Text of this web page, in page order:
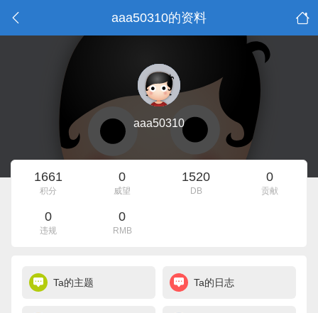
aaa50310的资料
aaa50310
1661
积分
0
威望
1520
DB
0
贡献
0
违规
0
RMB
Ta的主题 Ta的日志